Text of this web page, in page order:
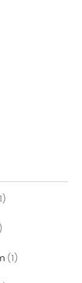
(1)